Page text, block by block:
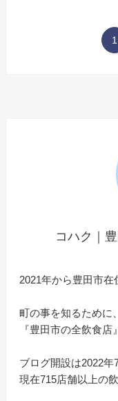
1
コハク｜
2021年から豊田市在
町の事を知るために
『豊田市の全飲食店
ブログ開設は2022年7
現在715店舗以上の